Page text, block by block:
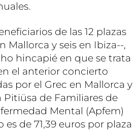
de las 12 plazas
Mallorca y seis en Ibiza--,
hincapié en que se trata
el anterior concierto
por el Grec en Mallorca y
Pitiüsa de Familiares de
Mental (Apfem)
es de 71,39 euros por plaza